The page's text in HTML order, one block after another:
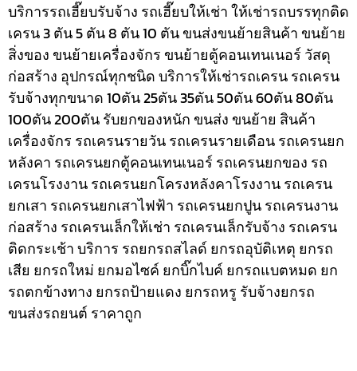
บริการรถเฮี๊ยบรับจ้าง รถเฮี๊ยบให้เช่า ให้เช่ารถบรรทุกติด
เครน 3 ตัน 5 ตัน 8 ตัน 10 ตัน ขนส่งขนย้ายสินค้า ขนย้าย
สิ่งของ ขนย้ายเครื่องจักร ขนย้ายตู้คอนเทนเนอร์ วัสดุ
ก่อสร้าง อุปกรณ์ทุกชนิดบริการให้เช่ารถเครน รถเครน
รับจ้างทุกขนาด 10ตัน 25ตัน 35ตัน 50ตัน 60ตัน 80ตัน
100ตัน 200ตัน รับยกของหนัก ขนส่ง ขนย้าย สินค้า
เครื่องจักร รถเครนรายวัน รถเครนรายเดือน รถเครนยก
หลังคา รถเครนยกตู้คอนเทนเนอร์ รถเครนยกของ รถ
เครนโรงงาน รถเครนยกโครงหลังคาโรงงาน รถเครน
ยกเสา รถเครนยกเสาไฟฟ้า รถเครนยกปูน รถเครนงาน
ก่อสร้าง รถเครนเล็กให้เช่า รถเครนเล็กรับจ้าง รถเครน
ติดกระเช้าบริการ รถยกรถสไลด์ ยกรถอุบัติเหตุ ยกรถ
เสีย ยกรถใหม่ ยกมอไซค์ ยกบิ๊กไบค์ ยกรถแบตหมด ยก
รถตกข้างทาง ยกรถป้ายแดง ยกรถหรู รับจ้างยกรถ
ขนส่งรถยนต์ ราคาถูก